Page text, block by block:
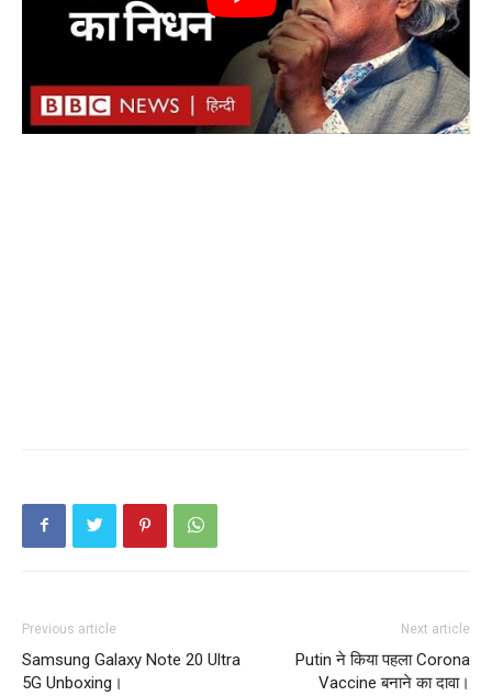
Previous article
Samsung Galaxy Note 20 Ultra
5G Unboxing।
Next article
Putin ने किया पहला Corona
Vaccine बनाने का दावा।